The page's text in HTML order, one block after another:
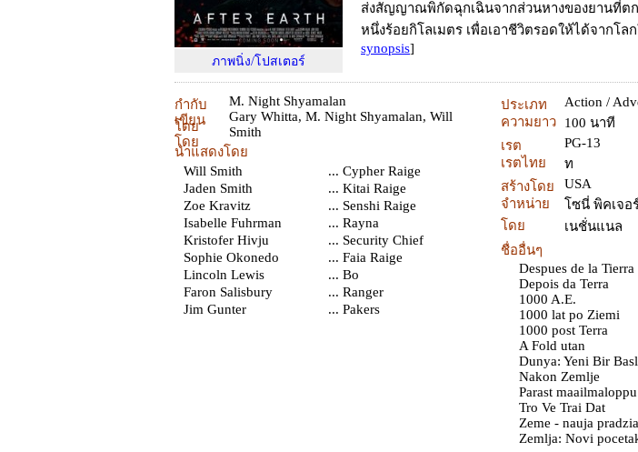
ภาพนิ่ง/โปสเตอร์
ส่งสัญญาณพิกัดฉุกเฉินจากส่วนหางของยานที่ตก
หนึ่งร้อยกิโลเมตร เพื่อเอาชีวิตรอดให้ได้จากโล
synopsis]
กำกับ
โดย
M. Night Shyamalan
เขียน
โดย
Gary Whitta, M. Night Shyamalan, Will
Smith
นำแสดงโดย
Will Smith
... Cypher Raige
Jaden Smith
... Kitai Raige
Zoe Kravitz
... Senshi Raige
Isabelle Fuhrman
... Rayna
Kristofer Hivju
... Security Chief
Sophie Okonedo
... Faia Raige
Lincoln Lewis
... Bo
Faron Salisbury
... Ranger
Jim Gunter
... Pakers
ประเภท
Action /
ความยาว
100 นาที
เรต
PG-13
เรตไทย
ท
สร้างโดย
USA
จำหน่าย
โดย
โซนี่ พิคเจอ
เนชั่นแนล
ชื่ออื่นๆ
Despues de la Tierra
Depois da Terra
1000 A.E.
1000 lat po Ziemi
1000 post Terra
A Fold utan
Dunya: Yeni Bir
Nakon Zemlje
Parast maailmaloppu
Tro Ve Trai Dat
Zeme - nauja pradzia
Zemlja: Novi